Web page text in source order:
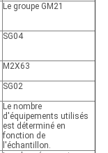
Le groupe GM21
SG04
M2X63
SG02
Le nombre
d'équipements utilisés
est déterminé en
fonction de
l'échantillon.